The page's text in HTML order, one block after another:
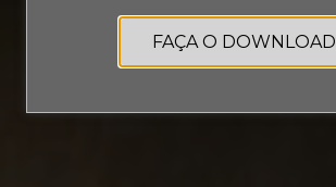
FAÇA O DOWNLOAD